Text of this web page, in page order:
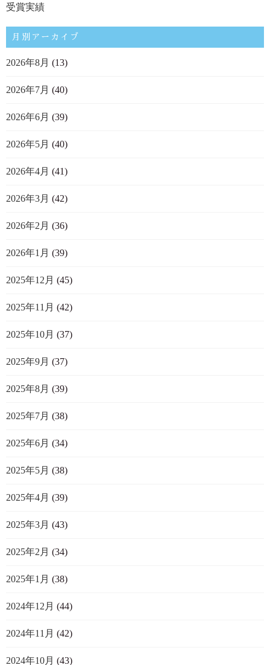
受賞実績
月別アーカイブ
2026年8月 (13)
2026年7月 (40)
2026年6月 (39)
2026年5月 (40)
2026年4月 (41)
2026年3月 (42)
2026年2月 (36)
2026年1月 (39)
2025年12月 (45)
2025年11月 (42)
2025年10月 (37)
2025年9月 (37)
2025年8月 (39)
2025年7月 (38)
2025年6月 (34)
2025年5月 (38)
2025年4月 (39)
2025年3月 (43)
2025年2月 (34)
2025年1月 (38)
2024年12月 (44)
2024年11月 (42)
2024年10月 (43)